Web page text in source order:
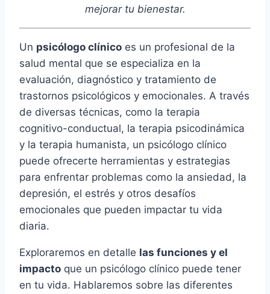
mejorar tu bienestar.
Un psicólogo clínico es un profesional de la
salud mental que se especializa en la
evaluación, diagnóstico y tratamiento de
trastornos psicológicos y emocionales. A través
de diversas técnicas, como la terapia
cognitivo-conductual, la terapia psicodinámica
y la terapia humanista, un psicólogo clínico
puede ofrecerte herramientas y estrategias
para enfrentar problemas como la ansiedad, la
depresión, el estrés y otros desafíos
emocionales que pueden impactar tu vida
diaria.
Exploraremos en detalle las funciones y el
impacto que un psicólogo clínico puede tener
en tu vida. Hablaremos sobre las diferentes